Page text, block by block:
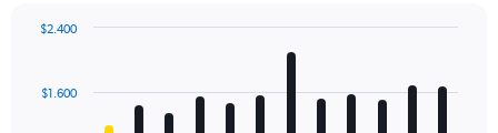
with
12
$1.600
$2.400